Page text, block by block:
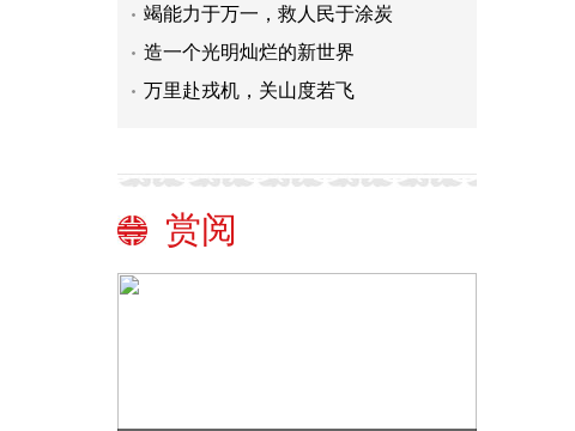
竭能力于万一，救人民于涂炭
造一个光明灿烂的新世界
万里赴戎机，关山度若飞
赏阅